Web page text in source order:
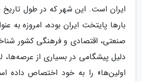
ایران است. این شهر که در طول
بارها پایتخت ایران بوده، امروزه به
صنعتی، اقتصادی و فرهنگی کشور
دلیل پیشگامی در بسیاری از عرصه‌ها،
اولین‌ها» را به خود اختصاص داده